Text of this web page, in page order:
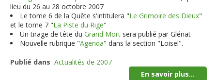
lieu du 26 au 28 octobre 2007
Le tome 6 de la Quête s'intitulera "Le Grimoire des Dieux"
et le tome 7 "La Piste du Rige"
Un tirage de tête duGrand Mort sera publié par Glénat
Nouvelle rubrique "Agenda" dans la section "Loisel".
Publié dans Actualités de 2007
En savoir plus...